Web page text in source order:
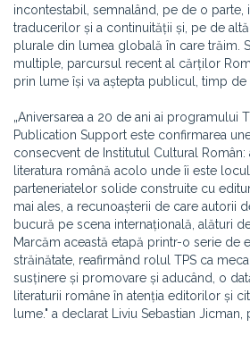
incontestabil, semnalând, pe de o parte,
traducerilor și a continuității și, pe de
plurale din lumea globală în care trăim.
multiple, parcursul recent al cărților
prin lume își va aștepta publicul, timp de
„Aniversarea a 20 de ani ai programului
Publication Support este confirmarea
consecvent de Institutul Cultural
literatura română acolo unde îi este
parteneriatelor solide construite cu
mai ales, a recunoașterii de care autorii
bucură pe scena internațională, alături
Marcăm această etapă printr-o serie de
străinătate, reafirmând rolul TPS ca
susținere și promovare și aducând, o
literaturii române în atenția editorilor și
lume" a declarat Liviu Sebastian Jicman,